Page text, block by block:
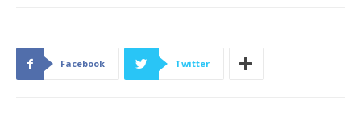
Facebook Twitter